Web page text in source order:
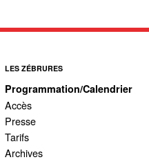
LES ZÉBRURES
Programmation/Calendrier
Accès
Presse
Tarifs
Archives